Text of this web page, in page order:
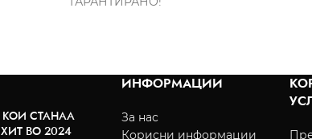
СТАНАА
ВО 2024
ИНФОРМАЦИИ
За нас
Корисни информации